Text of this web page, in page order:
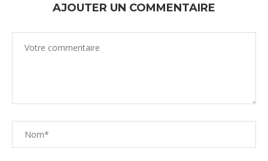
AJOUTER UN COMMENTAIRE